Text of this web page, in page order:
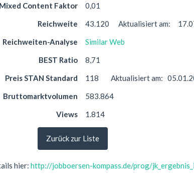
Mixed Content Faktor
0,01
Reichweite
43.120 Aktualisiert am:
Reichweiten-Analyse
Similar Web
BEST Ratio
8,71
Preis STAN Standard
118 Aktualisiert am:
Bruttomarktvolumen
583.864
Views
1.814
Zurück zur Liste
hier: http://jobboersen-kompass.de/prog/